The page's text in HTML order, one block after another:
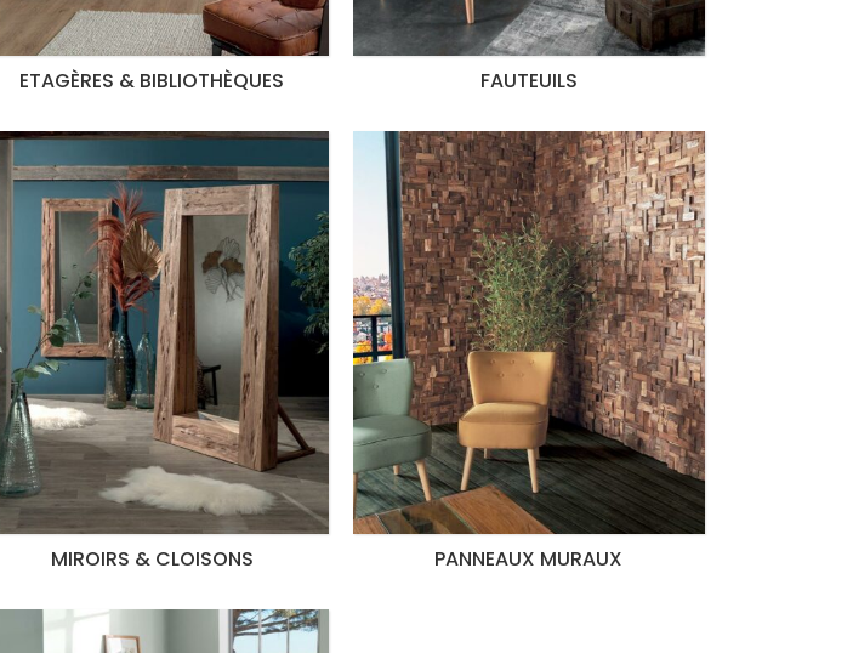
ETAGÈRES & BIBLIOTHÈQUES FAUTEUILS
MIROIRS & CLOISONS PANNEAUX MURAUX